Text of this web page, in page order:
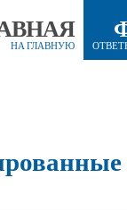
НА ГЛАВНУЮ